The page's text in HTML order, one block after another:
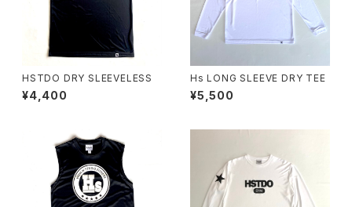
HSTDO DRY SLEEVELESS
¥4,400
Hs LONG SLEEVE DRY TEE
¥5,500